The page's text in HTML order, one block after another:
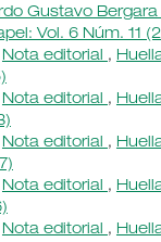
Gustavo
Vol. 6 Núm. 11
Nota editorial ,
Nota editorial ,
Nota editorial ,
Nota editorial ,
Nota editorial ,